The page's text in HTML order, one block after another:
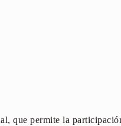
que permite la